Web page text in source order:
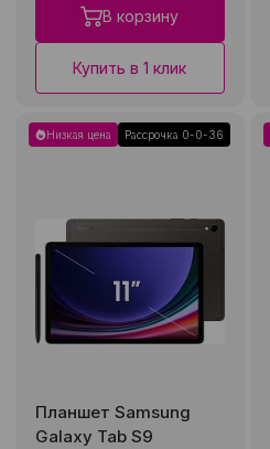
В корзину
Купить в 1 клик
Низкая цена Рассрочка 0-0-36
Планшет Samsung
Galaxy Tab S9